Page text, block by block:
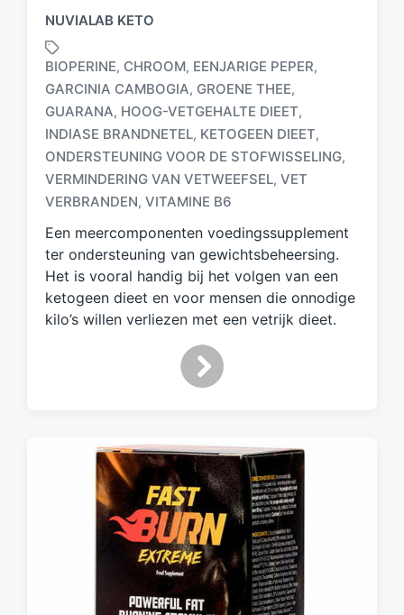
NUVIALAB KETO
G
e
t
g
d
m
e
t
BIOPERINE, CHROOM, EENJARIGE PEPER,
GARCINIA CAMBOGIA, GROENE THEE,
GUARANA, HOOG-VETGEHALTE DIEET,
INDIASE BRANDNETEL, KETOGEEN DIEET,
ONDERSTEUNING VOOR DE STOFWISSELING,
VERMINDERING VAN VETWEEFSEL, VET
VERBRANDEN, VITAMINE B6
Een meercomponenten voedingssupplement
ter ondersteuning van gewichtsbeheersing.
Het is vooral handig bij het volgen van een
ketogeen dieet en voor mensen die onnodige
kilo’s willen verliezen met een vetrijk dieet.